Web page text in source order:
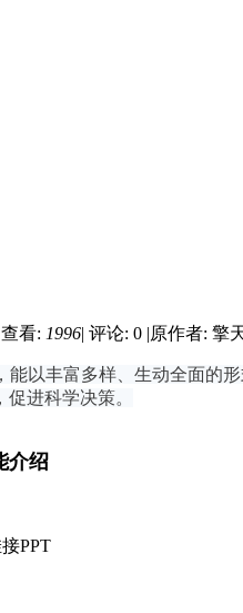
查看: 1996| 评论: 0 |原作者: 擎
以丰富多样、生动全面的
进科学决策。
介绍
PPT